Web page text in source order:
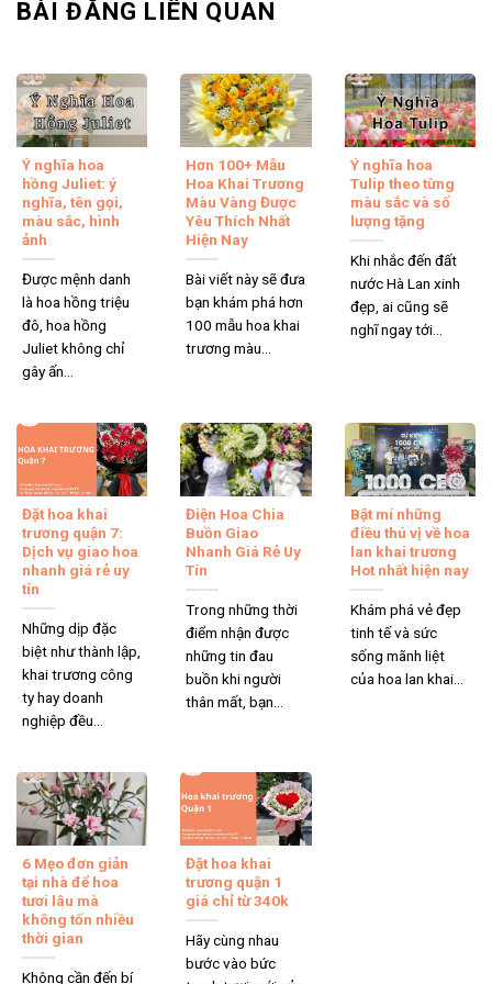
Một vài lưu ý khi đặt hoa online Phú Nhuận
Đặt hoa online Phú Nhuận qua đâu?
Bạn có thể dễ dàng đặt hoa online thông qua website chính
thức Hoa Việt 247
của shop hoa tươi Phú Nhuận, hoặc kết
nối qua các trang mạng xã hội như Zalo và Fanpage để được
hỗ trợ nhanh chóng. Nếu bạn cần tư vấn trực tiếp, hãy gọi
ngay vào số hotline 0939 176 167, đội ngũ nhân viên của
chúng tôi luôn sẵn sàng phục vụ bạn.
BÀI ĐĂNG LIÊN QUAN
Ý nghĩa hoa
hồng Juliet: ý
nghĩa, tên gọi,
màu sắc, hình
ảnh
Được mệnh danh
là hoa hồng triệu
đô, hoa hồng
Juliet không chỉ
gây ấn...
Hơn 100+ Mẫu
Hoa Khai Trương
Màu Vàng Được
Yêu Thích Nhất
Hiện Nay
Bài viết này sẽ đưa
bạn khám phá hơn
100 mẫu hoa khai
trương màu...
Ý nghĩa hoa
Tulip theo từng
màu sắc và số
lượng tặng
Khi nhắc đến đất
nước Hà Lan xinh
đẹp, ai cũng sẽ
nghĩ ngay tới...
Đặt hoa khai
trương quận 7:
Dịch vụ giao hoa
nhanh giá rẻ uy
tín
Những dịp đặc
biệt như thành lập,
khai trương công
ty hay doanh
nghiệp đều...
Điện Hoa Chia
Buồn Giao
Nhanh Giá Rẻ Uy
Tín
Trong những thời
điểm nhận được
những tin đau
buồn khi người
thân mất, bạn...
Bật mí những
điều thú vị về hoa
lan khai trương
Hot nhất hiện nay
Khám phá vẻ đẹp
tinh tế và sức
sống mãnh liệt
của hoa lan khai...
6 Mẹo đơn giản
tại nhà để hoa
tươi lâu mà
không tốn nhiều
thời gian
Không cần đến bí
Đặt hoa khai
trương quận 1
giá chỉ từ 340k
Hãy cùng nhau
bước vào bức